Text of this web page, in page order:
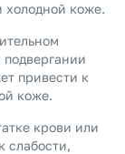
холодной коже.
привести к
коже.
крови или
слабости,